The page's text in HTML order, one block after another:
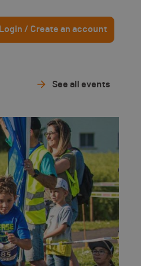
Login / Create an account
See all events